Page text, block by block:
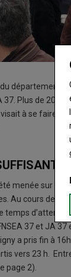
département
37. Plus de
à se faire
menée sur
Au cours de la
d’attente,
37 et JA
a pris fin à
vers 23 h.
page 2).